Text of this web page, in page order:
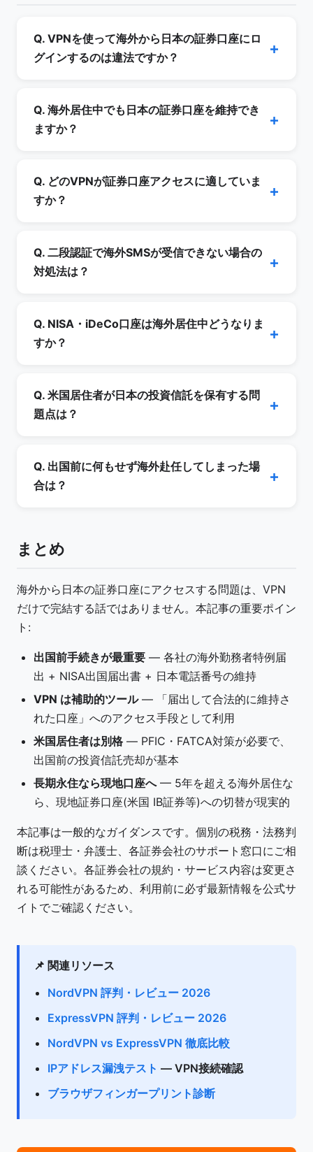
Q. VPNを使って海外から日本の証券口座にロ
グインするのは違法ですか？
ありません。ただし、各証券会社の利用規約で海
外居住者・海外からのアクセスに制限を定めてい
ば、5年以内の駐在期間は多くの証券会社で口座
維持が認められます。
Q. 海外居住中でも日本の証券口座を維持でき
ますか？
楽天証券は出国前の届出を行えば最長5年間口座
維持可能です。マネックス証券は公式に海外赴任
者は FATCA 関連の制約により、ほとんどの日本
の証券会社で新規取引が制限されます。
Q. どのVPNが証券口座アクセスに適していま
すか？
と専用IPオプションの両方を持つ NordVPN が現
時点で最も実用的です。ExpressVPN も品質は
Q. 二段認証で海外SMSが受信できない場合の
対処法は？
LINEMO 等で日本電話番号を維持する、(2) SBI
証券「スマート認証NEO」等のアプリ認証方式
まで SMS 受信が無料のため、コスト面で有利で
す。
Q. NISA・iDeCo口座は海外居住中どうなりま
すか？
書」を提出することで、保有銘柄を最長5年間非
課税のまま維持可能(新規買付不可)。
図者として継続のみ可能です。詳細は国税庁およ
びiDeCo公式サイト
Q. 米国居住者が日本の投資信託を保有する問
題点は？
PFIC(受動的外国投資会社)に該当します。毎年
Form 8621 の提出が必要で、税率・申告手続き
です。個別株は PFIC 対象外なので保有可能で
す。
Q. 出国前に何もせず海外赴任してしまった場
合は？
ム/電話で「海外勤務者特例」を後追い申請、(2)
で再手続き、または海外居住者対応のマネックス
証券・大和証券への資産移管を検討、(3) 米国移
却を税理士と相談しながら早急に検討。
まとめ
海外から日本の証券口座にアクセスする問題は、VPN
だけで完結する話ではありません。本記事の重要ポイン
ト:
出国前手続きが最重要 — 各社の海外勤務者特例届
出 + NISA出国届出書 + 日本電話番号の維持
VPN は補助的ツール— 「届出して合法的に維持さ
れた口座」へのアクセス手段として利用
米国居住者は別格 — PFIC・FATCA対策が必要で、
出国前の投資信託売却が基本
長期永住なら現地口座へ— 5年を超える海外居住な
ら、現地証券口座(米国 IB証券等)への切替が現実的
本記事は一般的なガイダンスです。個別の税務・法務判
断は税理士・弁護士、各証券会社のサポート窓口にご相
談ください。各証券会社の規約・サービス内容は変更さ
れる可能性があるため、利用前に必ず最新情報を公式サ
イトでご確認ください。
📌 関連リソース
NordVPN 評判・レビュー 2026
ExpressVPN 評判・レビュー 2026
NordVPN vs ExpressVPN 徹底比較
IPアドレス漏洩テスト — VPN接続確認
ブラウザフィンガープリント診断